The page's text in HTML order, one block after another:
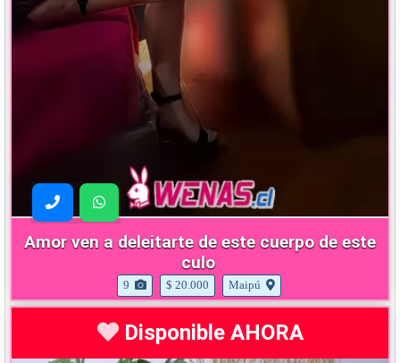
Amor ven a deleitarte de este cuerpo de este
culo
9 $ 20.000 Maipú
Disponible AHORA